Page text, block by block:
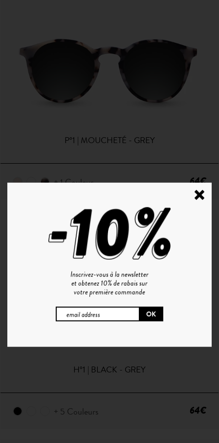
P°1 | MOUCHETÉ - GREY
+ 1 Couleur 64€
H°1 | BLACK - GREY
+ 5 Couleurs 64€
Inscrivez-vous à la newsletter
et obtenez 10% de rabais sur
votre première commande